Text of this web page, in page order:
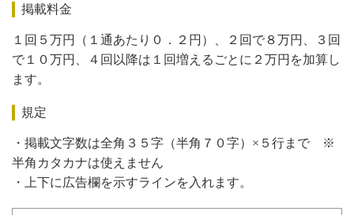
掲載料金
１回５万円（１通あたり０．２円）、２回で８万円、３回
で１０万円、４回以降は１回増えるごとに２万円を加算し
ます。
規定
・掲載文字数は全角３５字（半角７０字）×５行まで ※
半角カタカナは使えません
・上下に広告欄を示すラインを入れます。